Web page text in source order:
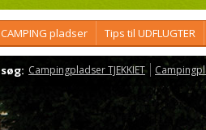
CAMPING pladser Tips til UDFLUGTER
søg: Campingpladser TJEKKIET